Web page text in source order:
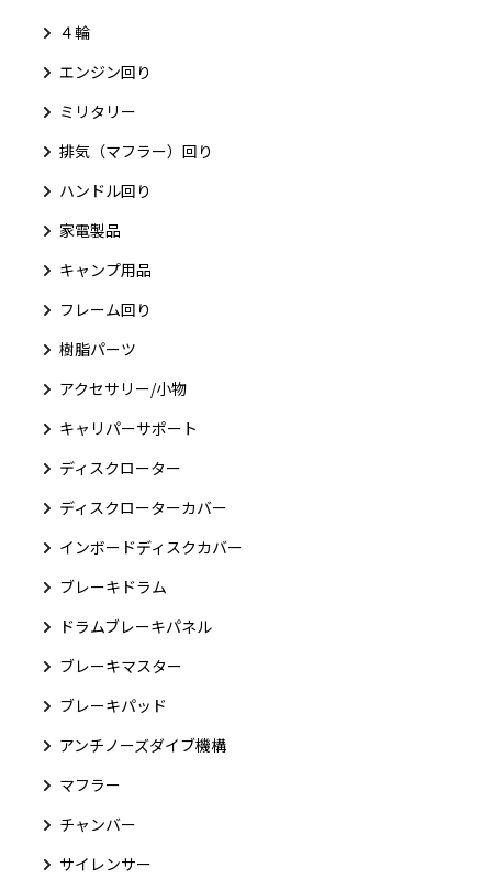
４輪
エンジン回り
ミリタリー
排気（マフラー）回り
ハンドル回り
家電製品
キャンプ用品
フレーム回り
樹脂パーツ
アクセサリー/小物
キャリパーサポート
ディスクローター
ディスクローターカバー
インボードディスクカバー
ブレーキドラム
ドラムブレーキパネル
ブレーキマスター
ブレーキパッド
アンチノーズダイブ機構
マフラー
チャンバー
サイレンサー